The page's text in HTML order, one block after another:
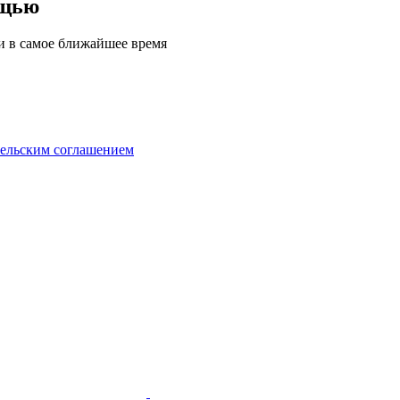
в самое ближайшее время
соглашением